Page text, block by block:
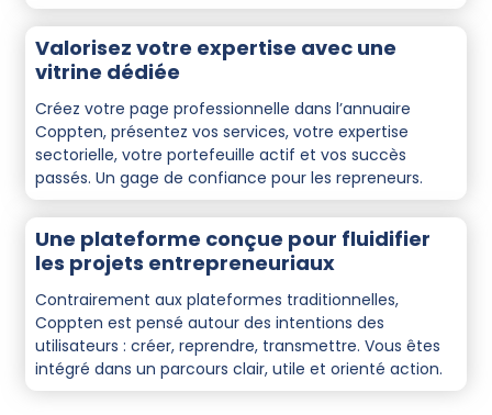
Valorisez votre expertise avec une
vitrine dédiée
Créez votre page professionnelle dans l’annuaire
Coppten, présentez vos services, votre expertise
sectorielle, votre portefeuille actif et vos succès
passés. Un gage de confiance pour les repreneurs.
Une plateforme conçue pour fluidifier
les projets entrepreneuriaux
Contrairement aux plateformes traditionnelles,
Coppten est pensé autour des intentions des
utilisateurs : créer, reprendre, transmettre. Vous êtes
intégré dans un parcours clair, utile et orienté action.